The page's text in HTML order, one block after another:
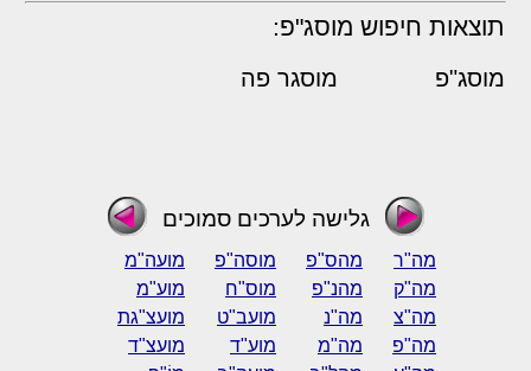
תוצאות חיפוש מוסג"פ:
מוסג"פ מוסגר פה
גלישה לערכים סמוכים
מה"ר מהס"פ מוסה"פ
מועה"מ
מה"ק
מהנ"פ מוס"ח
מוע"מ
מה"צ
מה"נ מועב"ט
מועצ"גת
מה"פ
מה"מ מוע"ד
מועצ"ד